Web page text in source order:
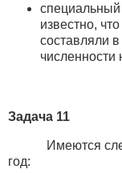
известно,
составляли
численности
Задача 11
Имеются
год: